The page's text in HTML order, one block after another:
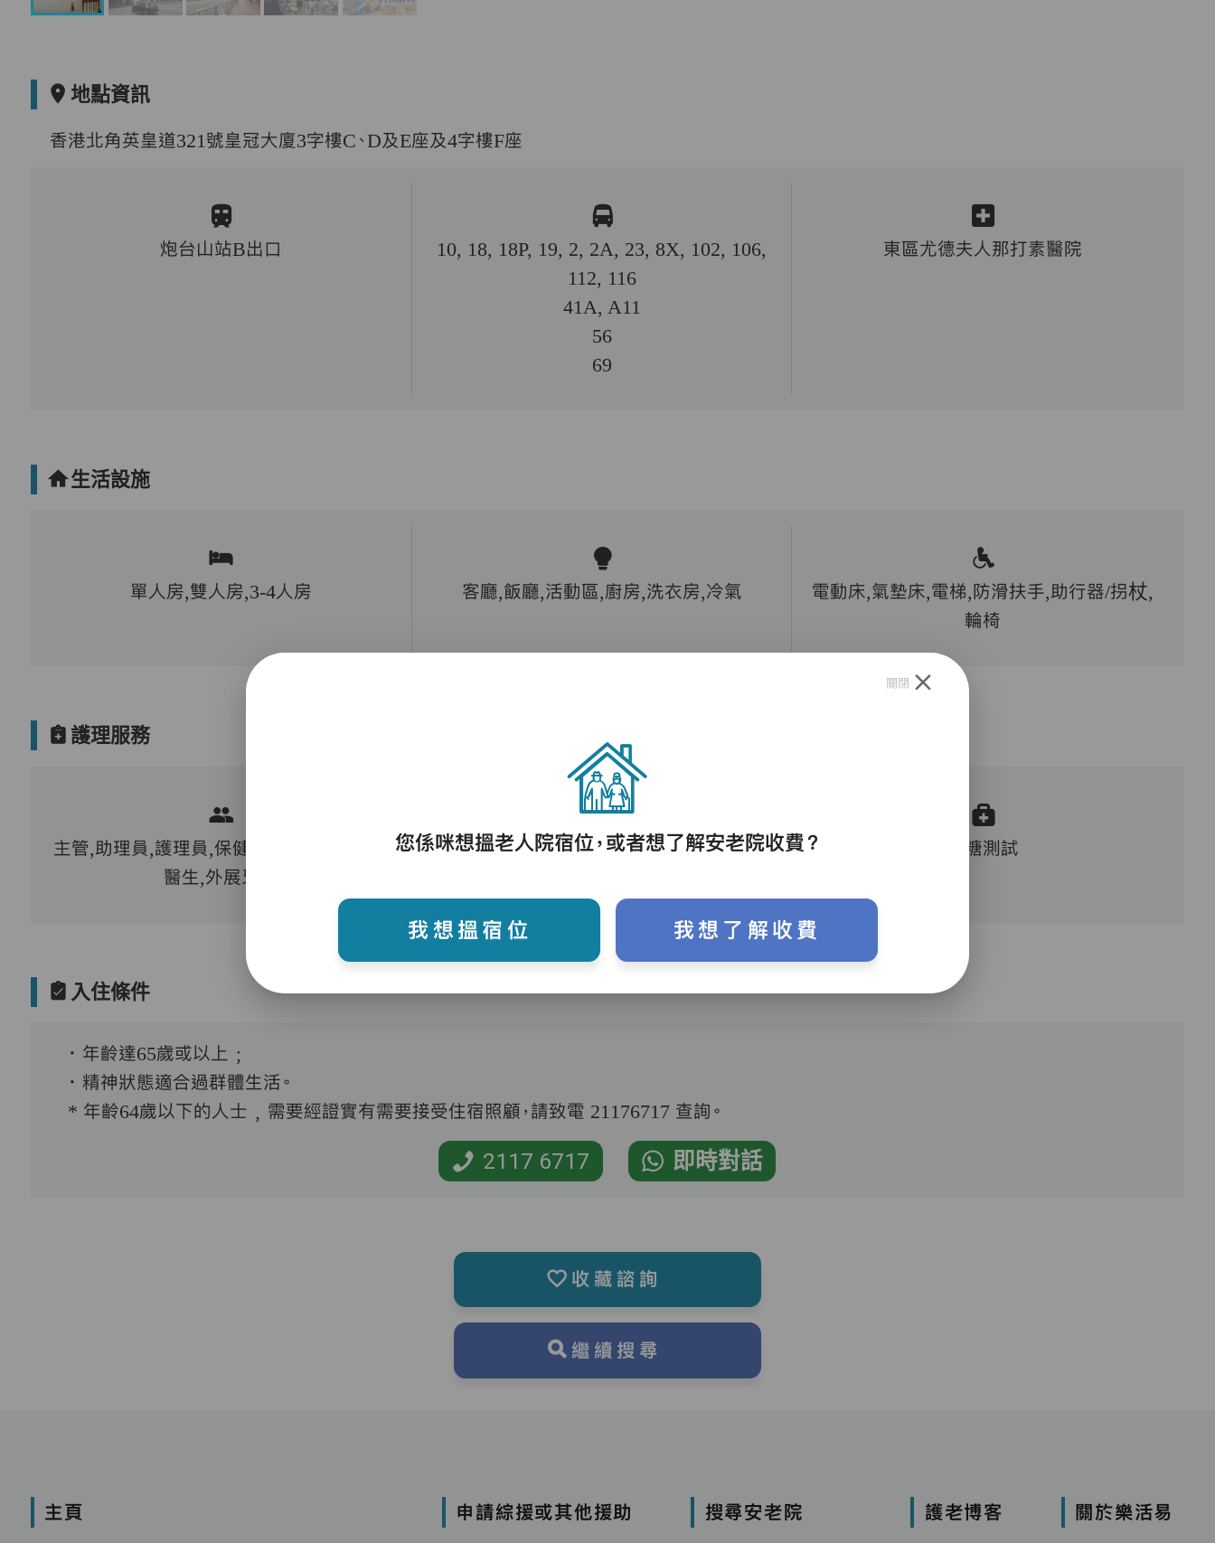
地點資訊
香港北角英皇道321號皇冠大廈3字樓C、D及E座及4字樓F座
炮台山站B出口
10, 18, 18P, 19, 2, 2A, 23, 8X, 102, 106,
112, 116
41A, A11
56
69
東區尤德夫人那打素醫院
生活設施
單人房,雙人房,3-4人房 客廳,飯廳,活動區,廚房,洗衣房,冷氣
電動床,氣墊床,電梯,防滑扶手,助行器/拐杖,
輪椅
護理服務
主管,助理員,護理員,保健員,註冊社工,到診
醫生,外展牙科
護理評估、執藥、核派藥、量度生命表徵、協
血糖測試
入住條件
．年齡達65歲或以上﹔
．精神狀態適合過群體生活。
* 年齡64歲以下的人士﹐需要經證實有需要接受住宿照顧，請致電 21176717 查詢。
2117 6717 即時對話
收藏諮詢
繼續搜尋
主頁
申請綜援或其他援助
搜尋安老院
護老博客
關於樂活易
關閉
您係咪想搵老人院宿位，或者想了解安老院收費？
我想搵宿位 我想了解收費